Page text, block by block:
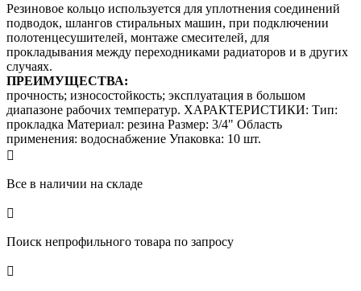
Резиновое кольцо используется для уплотнения соединений
подводок, шлангов стиральных машин, при подключении
полотенцесушителей, монтаже смесителей, для
прокладывания между переходниками радиаторов и в других
случаях.
ПРЕИМУЩЕСТВА:
прочность; износостойкость; эксплуатация в большом
диапазоне рабочих температур. ХАРАКТЕРИСТИКИ: Тип:
прокладка Материал: резина Размер: 3/4" Область
применения: водоснабжение Упаковка: 10 шт.

Все в наличии на складе

Поиск непрофильного товара по запросу
